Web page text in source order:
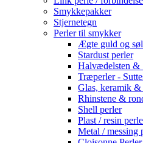
Smykkepakker
Stjernetegn
Perler til smykker
Ægte guld og
Stardust perler
Halvædelsten &
Træperler -
Glas, keramik
Rhinstene &
Shell perler
Plast / resin
Metal / messing